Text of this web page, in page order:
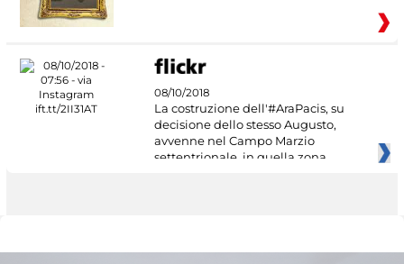
08/10/2018
La costruzione dell'#AraPacis, su
decisione dello stesso Augusto,
avvenne nel Campo Marzio
settentrionale, in quella zona